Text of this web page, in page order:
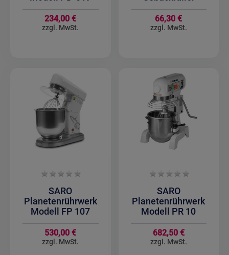
234,00 € 66,30 €
SARO
Planetenrührwerk
Modell FP 107
530,00 €
SARO
Planetenrührwerk
Modell PR 10
682,50 €